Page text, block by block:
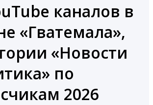
каналов в
«Гватемала»,
«Новости
по
2026